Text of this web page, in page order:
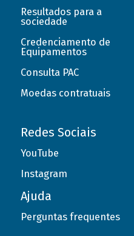
Resultados para a
sociedade
Credenciamento de
Equipamentos
Consulta PAC
Moedas contratuais
Redes Sociais
YouTube
Instagram
Ajuda
Perguntas frequentes